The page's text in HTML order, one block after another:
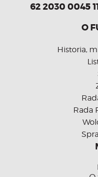
62 2030 0045
O
Historia,
Rada